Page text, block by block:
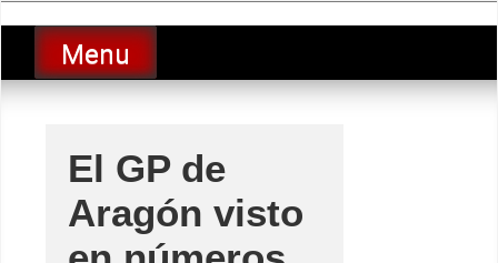
to
contentLucio Lopez GP
luciolopezgp
Menu
El GP de
Aragón visto